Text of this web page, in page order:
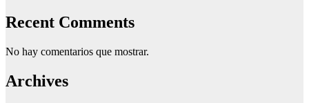
Recent Comments
No hay comentarios que mostrar.
Archives